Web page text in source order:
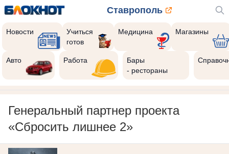
Ставрополь
Новости
Учиться
готов
Медицина Магазины
Авто Работа
Бары
- рестораны
Генеральный партнер проекта
«Сбросить лишнее 2»